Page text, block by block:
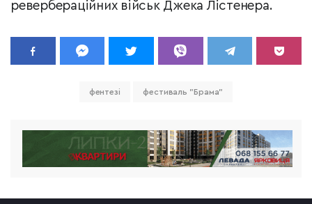
ревербераційних військ Джека Лістенера.
фентезі фестиваль "Брама"